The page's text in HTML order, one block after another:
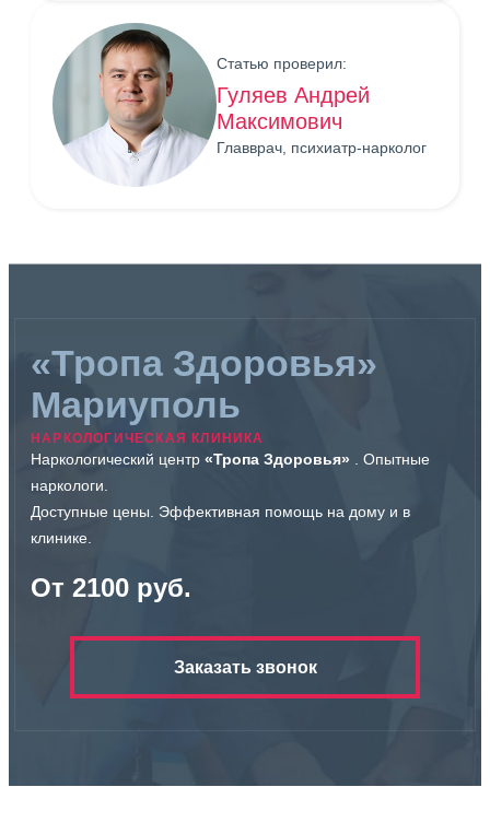
Статью проверил:
Гуляев Андрей
Максимович
Главврач, психиатр-нарколог
«Тропа Здоровья»
Мариуполь
НАРКОЛОГИЧЕСКАЯ КЛИНИКА
Наркологический центр «Тропа Здоровья» . Опытные
наркологи.
Доступные цены. Эффективная помощь на дому и в
клинике.
От 2100 руб.
Заказать звонок